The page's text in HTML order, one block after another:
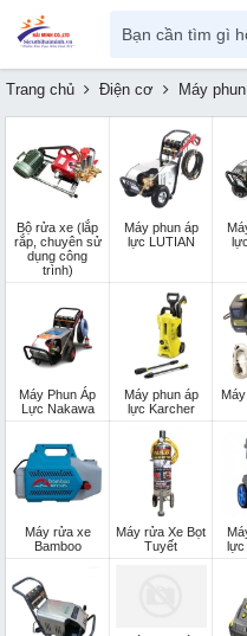
Trang chủ Điện cơ Máy
Bộ rửa xe (lắp
rắp, chuyên sử
dụng công
trình)
Máy phun áp
lực LUTIAN
Máy Phun Áp
Lực Nakawa
Máy phun áp
lực Karcher
Máy rửa xe
Bamboo
Máy rửa Xe Bọt
Tuyết